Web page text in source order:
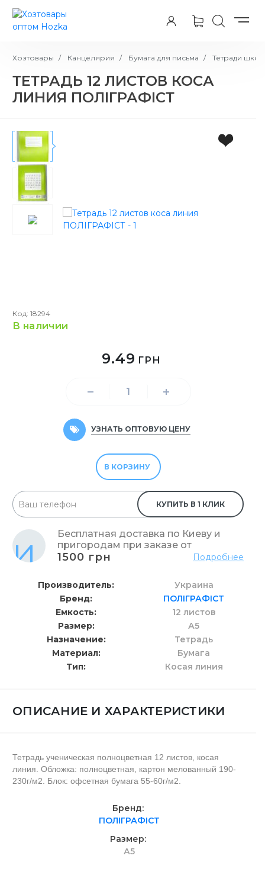
Хозтовары Канцелярия Бумага для письма Тетради
ТЕТРАДЬ 12 ЛИСТОВ КОСА
ЛИНИЯ ПОЛІГРАФІСТ
Код: 18294
в наличии
9.49 ГРН
УЗНАТЬ ОПТОВУЮ ЦЕНУ
В КОРЗИНУ
КУПИТЬ В 1 КЛИК
Бесплатная доставка по Киеву и
пригородам при заказе от
1500 грн Подробнее
Производитель
Украина
Бренд
ПОЛІГРАФІСТ
Емкость
12 листов
Размер
А5
Назначение
Тетрадь
Материал
Бумага
Тип
Косая линия
ОПИСАНИЕ И ХАРАКТЕРИСТИКИ
Тетрадь ученическая полноцветная 12 листов, косая
линия. Обложка: полноцветная, картон мелованный 190-
230г/м2. Блок: офсетная бумага 55-60г/м2.
Бренд
ПОЛІГРАФІСТ
Размер
А5